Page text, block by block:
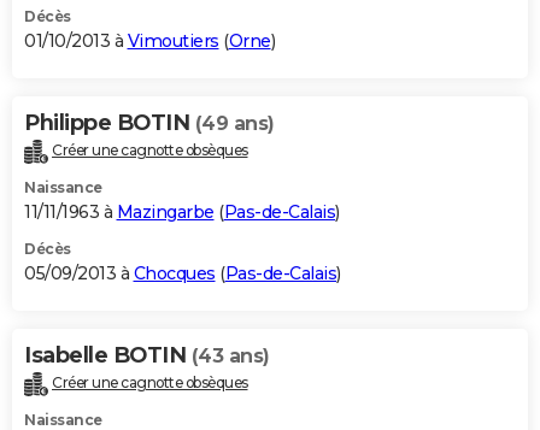
Décès
01/10/2013 à Vimoutiers (Orne)
Philippe BOTIN (49 ans)
Créer une cagnotte obsèques
Naissance
11/11/1963 à Mazingarbe (Pas-de-Calais)
Décès
05/09/2013 à Chocques (Pas-de-Calais)
Isabelle BOTIN (43 ans)
Créer une cagnotte obsèques
Naissance